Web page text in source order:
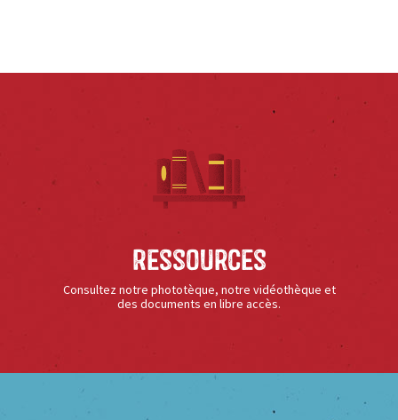
Ressources
Consultez notre phototèque, notre vidéothèque et
des documents en libre accès.